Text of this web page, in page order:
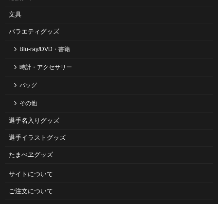
文具
バラエティグッズ
Blu-ray/DVD・書籍
時計・アクセサリー
バッグ
その他
選手名入りグッズ
選手イラストグッズ
たまべヱグッズ
サイトについて
ご注⽂について